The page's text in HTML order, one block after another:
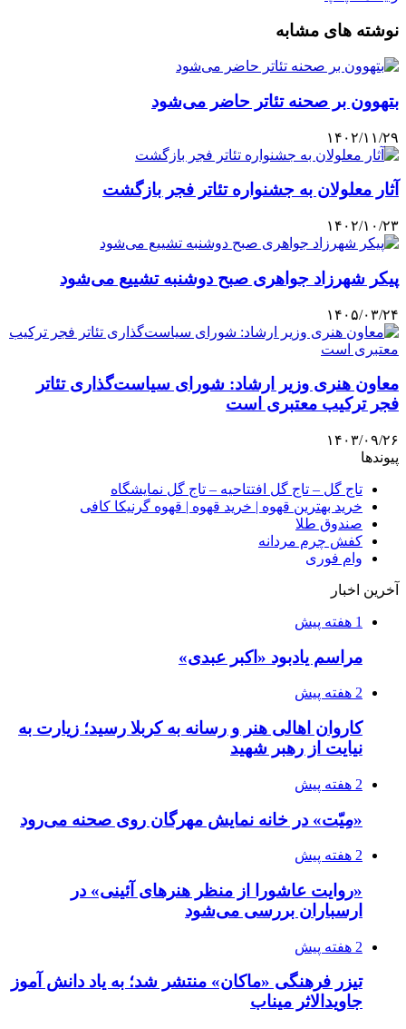
نوشته های مشابه
بتهوون بر صحنه تئاتر حاضر می‌شود
۱۴۰۲/۱۱/۲۹
آثار معلولان به جشنواره تئاتر فجر بازگشت
۱۴۰۲/۱۰/۲۳
پیکر شهرزاد جواهری صبح دوشنبه تشییع می‌شود
۱۴۰۵/۰۳/۲۴
معاون هنری وزیر ارشاد: شورای سیاست‌گذاری تئاتر
فجر ترکیب معتبری است
۱۴۰۳/۰۹/۲۶
پیوندها
تاج گل – تاج گل افتتاحیه – تاج گل نمایشگاه
خرید بهترین قهوه | خرید قهوه | قهوه گرنیکا کافی
صندوق طلا
کفش چرم مردانه
وام فوری
آخرین اخبار
1 هفته پیش
مراسم یادبود «اکبر عبدی»
2 هفته پیش
کاروان اهالی هنر و رسانه به کربلا رسید؛ زیارت به
نیایت از رهبر شهید
2 هفته پیش
«مِیّت» در خانه نمایش مهرگان روی صحنه می‌رود
2 هفته پیش
«روایت عاشورا از منظر هنرهای آئینی» در
ارسباران بررسی می‌شود
2 هفته پیش
تیزر فرهنگی «ماکان» منتشر شد؛ به یاد دانش آموز
جاویدالاثر میناب